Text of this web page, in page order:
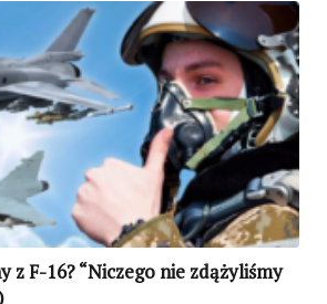
z F-16? “Niczego nie zdążyliśmy